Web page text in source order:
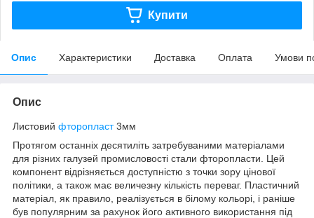
Купити
Опис Характеристики Доставка Оплата Умови
Опис
Листовий фторопласт3мм
Протягом останніх десятиліть затребуваними матеріалами
для різних галузей промисловості стали фторопласти. Цей
компонент відрізняється доступністю з точки зору цінової
політики, а також має величезну кількість переваг. Пластичний
матеріал, як правило, реалізується в білому кольорі, і раніше
був популярним за рахунок його активного використання під